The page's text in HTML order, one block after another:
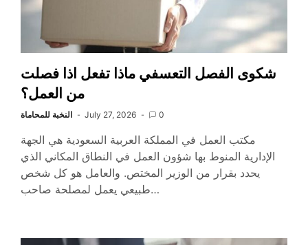
شكوى الفصل التعسفي ماذا تفعل اذا فصلت
من العمل؟
النخبة للمحاماة July 27, 2026 0
مكتب العمل في المملكة العربية السعودية هي الجهة
الإدارية المنوط بها شؤون العمل في النطاق المكاني الذي
يحدد بقرار من الوزير المختص. والعامل هو كل شخص
طبيعي يعمل لمصلحة صاحب…